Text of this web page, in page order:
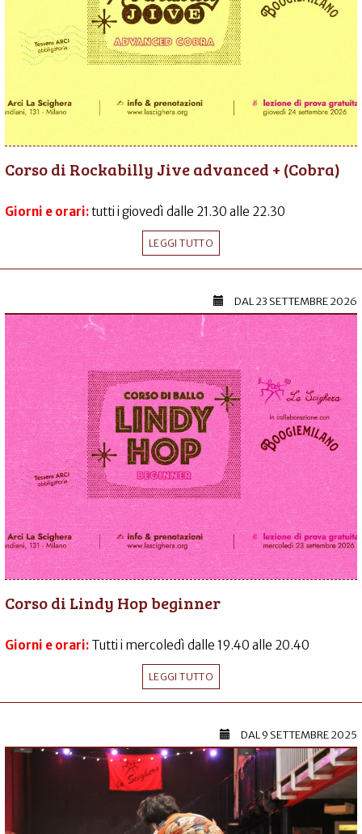
Corso di Rockabilly Jive advanced + (Cobra)
Giorni e orari:tutti i giovedì dalle 21.30 alle 22.30
LEGGI TUTTO
DAL23 SETTEMBRE 2026
Corso di Lindy Hop beginner
Giorni e orari: Tutti i mercoledì dalle 19.40 alle 20.40
LEGGI TUTTO
DAL9 SETTEMBRE 2025